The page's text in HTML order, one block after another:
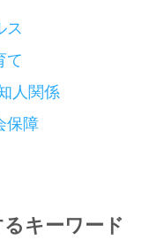
ス
て
人関係
保障
キーワード